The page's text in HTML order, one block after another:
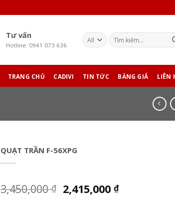
Tư vấn
Hotline: 0941 073 636
TRANG CHỦ CADIVI TIN TỨC BẢNG GIÁ LIÊN
QUẠT TRẦN F-56XPG
3,450,000₫ 2,415,000 ₫